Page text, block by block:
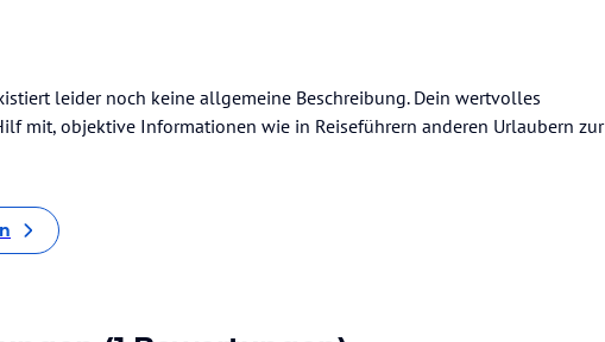
leider noch keine allgemeine Beschreibung. Dein wertvolles
mit, objektive Informationen wie in Reiseführern anderen Urlaubern zur